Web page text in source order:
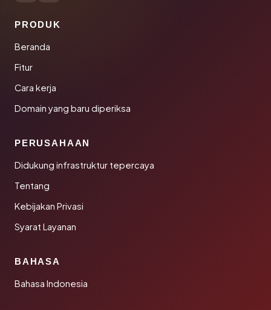
PRODUK
Beranda
Fitur
Cara kerja
Domain yang baru diperiksa
PERUSAHAAN
Didukung infrastruktur tepercaya
Tentang
Kebijakan Privasi
Syarat Layanan
BAHASA
Bahasa Indonesia